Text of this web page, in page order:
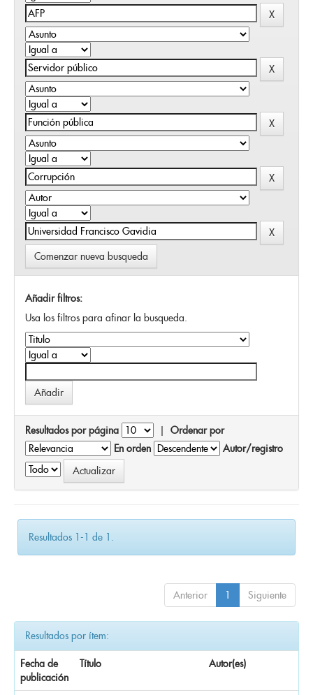
Comenzar nueva busqueda
Añadir filtros:
Usa los filtros para afinar la busqueda.
Resultados por página | Ordenar por
En orden
Autor/registro
Resultados 1-1 de 1.
Anterior 1 Siguiente
Resultados por ítem:
Fecha de
publicación
Título Autor(es)